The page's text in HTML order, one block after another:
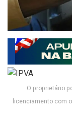
O proprietário
licenciamento com